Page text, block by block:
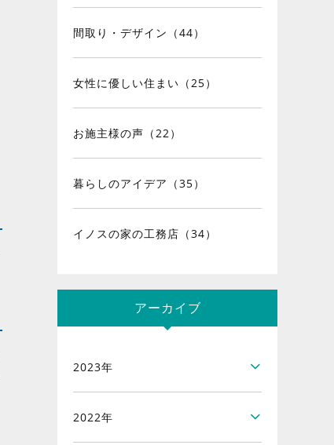
間取り・デザイン（44）
女性に優しい住まい（25）
お施主様の声（22）
暮らしのアイデア（35）
イノスの家の工務店（34）
アーカイブ
2023年
2022年